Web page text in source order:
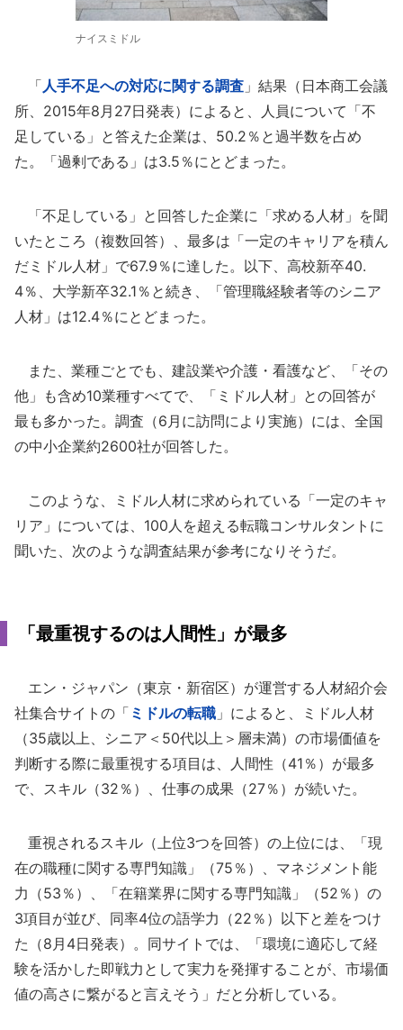
ナイスミドル
「人手不足への対応に関する調査 」結果（日本商工会議
所、2015年8月27日発表）によると、人員について「不
足している」と答えた企業は、50.2％と過半数を占め
た。「過剰である」は3.5％にとどまった。
「不足している」と回答した企業に「求める人材」を聞
いたところ（複数回答）、最多は「一定のキャリアを積ん
だミドル人材」で67.9％に達した。以下、高校新卒40.
4％、大学新卒32.1％と続き、「管理職経験者等のシニア
人材」は12.4％にとどまった。
また、業種ごとでも、建設業や介護・看護など、「その
他」も含め10業種すべてで、「ミドル人材」との回答が
最も多かった。調査（6月に訪問により実施）には、全国
の中小企業約2600社が回答した。
このような、ミドル人材に求められている「一定のキャ
リア」については、100人を超える転職コンサルタントに
聞いた、次のような調査結果が参考になりそうだ。
「最重視するのは人間性」が最多
エン・ジャパン（東京・新宿区）が運営する人材紹介会
社集合サイトの「 ミドルの転職 」によると、ミドル人材
（35歳以上、シニア＜50代以上＞層未満）の市場価値を
判断する際に最重視する項目は、人間性（41％）が最多
で、スキル（32％）、仕事の成果（27％）が続いた。
重視されるスキル（上位3つを回答）の上位には、「現
在の職種に関する専門知識」（75％）、マネジメント能
力（53％）、「在籍業界に関する専門知識」（52％）の
3項目が並び、同率4位の語学力（22％）以下と差をつけ
た（8月4日発表）。同サイトでは、「環境に適応して経
験を活かした即戦力として実力を発揮することが、市場価
値の高さに繋がると言えそう」だと分析している。